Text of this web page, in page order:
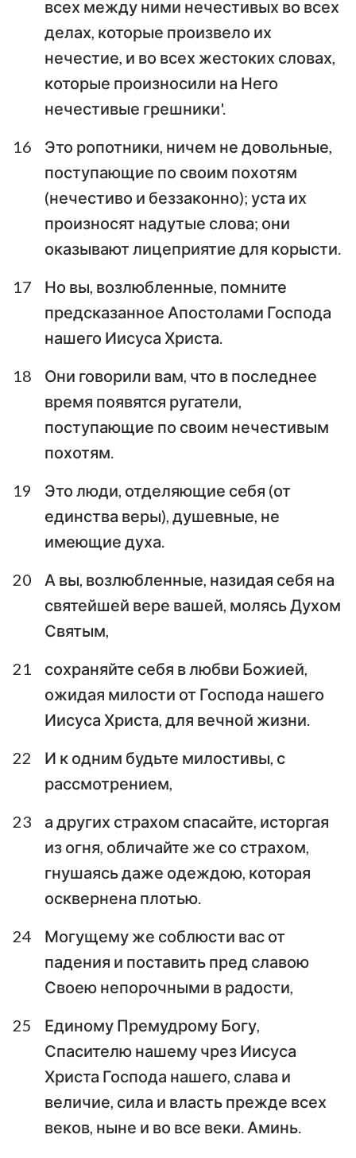
1
всех между ними нечестивых во всех
делах, которые произвело их
нечестие, и во всех жестоких словах,
которые произносили на Него
нечестивые грешники'.
16
Это ропотники, ничем не довольные,
поступающие по своим похотям
(нечестиво и беззаконно); уста их
произносят надутые слова; они
оказывают лицеприятие для корысти.
17
Но вы, возлюбленные, помните
предсказанное Апостолами Господа
нашего Иисуса Христа.
18
Они говорили вам, что в последнее
время появятся ругатели,
поступающие по своим нечестивым
похотям.
19
Это люди, отделяющие себя (от
единства веры), душевные, не
имеющие духа.
20
А вы, возлюбленные, назидая себя на
святейшей вере вашей, молясь Духом
Святым,
21
сохраняйте себя в любви Божией,
ожидая милости от Господа нашего
Иисуса Христа, для вечной жизни.
22
И к одним будьте милостивы, с
рассмотрением,
23
а других страхом спасайте, исторгая
из огня, обличайте же со страхом,
гнушаясь даже одеждою, которая
осквернена плотью.
24
Могущему же соблюсти вас от
падения и поставить пред славою
Своею непорочными в радости,
25
Единому Премудрому Богу,
Спасителю нашему чрез Иисуса
Христа Господа нашего, слава и
величие, сила и власть прежде всех
веков, ныне и во все веки. Аминь.